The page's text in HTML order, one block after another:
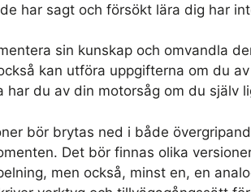
har sagt och försökt lära dig har
sin kunskap och omvandla
kan utföra uppgifterna om du
har du av din motorsåg om du själv
bör brytas ned i både
Det bör finnas olika
men också, minst en, en